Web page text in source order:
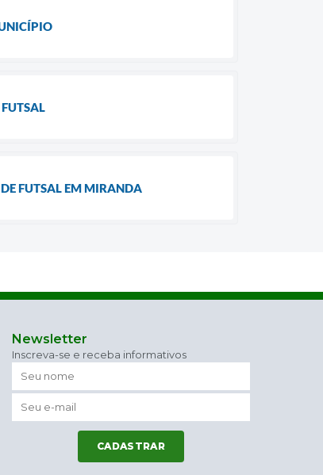
FUTSAL EM MIRANDA
Newsletter
Inscreva-se e receba informativos
CADASTRAR